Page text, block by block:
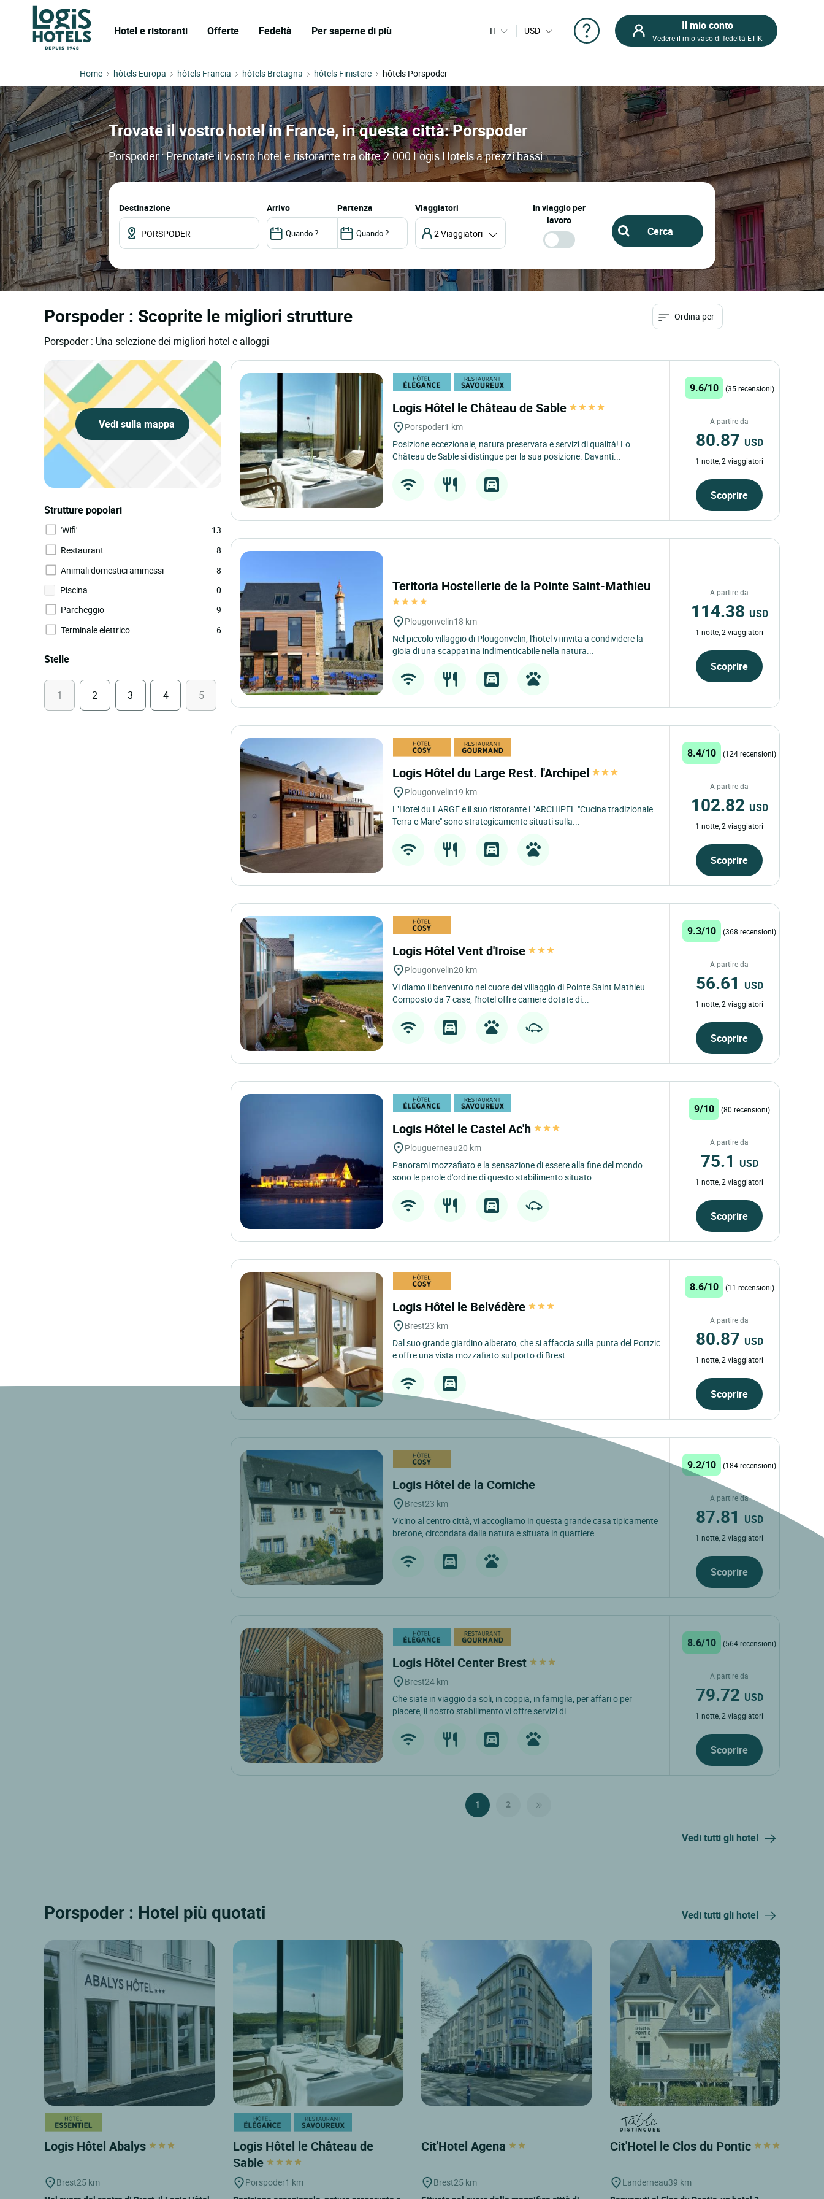
Hotel e ristoranti Offerte Fedeltà Per saperne di più IT USD Il mio conto
Vedere il mio vaso di fedeltà ETIK
Home hôtels Europa hôtels Francia hôtels Bretagna hôtels Finistere hôtels Porspoder
Trovate il vostro hotel in France, in questa città: Porspoder
Porspoder : Prenotate il vostro hotel e ristorante tra oltre 2.000 Logis Hotels a prezzi bassi
Destinazione arrivo partenza Viaggiatori
2 Viaggiatori
In viaggio per
lavoro
Porspoder : Scoprite le migliori strutture
Porspoder : Una selezione dei migliori hotel e alloggi
Ordina per
Vedi sulla mappa
Strutture popolari
'Wifi'
13
Restaurant
8
Animali domestici ammessi
8
Piscina
0
Parcheggio
9
Terminale elettrico
6
Stelle
1 2 3 4 5
Logis Hôtel le Château de Sable
Porspoder1 km
Posizione eccezionale, natura preservata e servizi di qualità! Lo
Château de Sable si distingue per la sua posizione. Davanti...
9.6/10 (35 recensioni)
A partire da
80.87 USD
1 notte, 2 viaggiatori
Scoprire
Teritoria Hostellerie de la Pointe Saint-Mathieu
Plougonvelin18 km
Nel piccolo villaggio di Plougonvelin, l'hotel vi invita a condividere la
gioia di una scappatina indimenticabile nella natura...
A partire da
114.38 USD
1 notte, 2 viaggiatori
Scoprire
Logis Hôtel du Large Rest. l'Archipel
Plougonvelin19 km
L’Hotel du LARGE e il suo ristorante L’ARCHIPEL "Cucina tradizionale
Terra e Mare" sono strategicamente situati sulla...
8.4/10 (124 recensioni)
A partire da
102.82 USD
1 notte, 2 viaggiatori
Scoprire
Logis Hôtel Vent d'Iroise
Plougonvelin20 km
Vi diamo il benvenuto nel cuore del villaggio di Pointe Saint Mathieu.
Composto da 7 case, l'hotel offre camere dotate di...
9.3/10 (368 recensioni)
A partire da
56.61 USD
1 notte, 2 viaggiatori
Scoprire
Logis Hôtel le Castel Ac'h
Plouguerneau20 km
Panorami mozzafiato e la sensazione di essere alla fine del mondo
sono le parole d'ordine di questo stabilimento situato...
9/10 (80 recensioni)
A partire da
75.1 USD
1 notte, 2 viaggiatori
Scoprire
Logis Hôtel le Belvédère
Brest23 km
Dal suo grande giardino alberato, che si affaccia sulla punta del Portzic
e offre una vista mozzafiato sul porto di Brest...
8.6/10 (11 recensioni)
A partire da
80.87 USD
1 notte, 2 viaggiatori
Scoprire
Logis Hôtel de la Corniche
Brest23 km
Vicino al centro città, vi accogliamo in questa grande casa tipicamente
bretone, circondata dalla natura e situata in quartiere...
9.2/10 (184 recensioni)
A partire da
87.81 USD
1 notte, 2 viaggiatori
Scoprire
Logis Hôtel Center Brest
Brest24 km
Che siate in viaggio da soli, in coppia, in famiglia, per affari o per
piacere, il nostro stabilimento vi offre servizi di...
8.6/10 (564 recensioni)
A partire da
79.72 USD
1 notte, 2 viaggiatori
Scoprire
1 2
Vedi tutti gli hotel
Porspoder : Hotel più quotati Vedi tutti gli hotel
Logis Hôtel Abalys
Brest25 km
Logis Hôtel le Château de
Sable
Porspoder1 km
Cit'Hotel Agena
Brest25 km
Cit'Hotel le Clos du Pontic
Landerneau39 km